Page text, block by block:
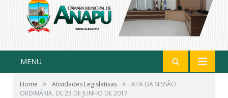
MENU
Home » Atividades Legislativas »
ATA DA SESSÃO
ORDINÁRIA, DE 23 DE JUNHO DE 2017